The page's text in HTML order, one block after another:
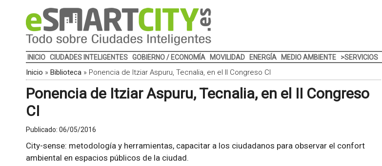
INICIO CIUDADES INTELIGENTES GOBIERNO / ECONOMÍA MOVILIDAD ENERGÍA MEDIO AMBIENTE >SERVICIOS
Inicio » Biblioteca» Ponencia de Itziar Aspuru, Tecnalia, en el II Congreso CI
Ponencia de Itziar Aspuru, Tecnalia, en el II Congreso
CI
Publicado: 06/05/2016
City-sense: metodología y herramientas, capacitar a los ciudadanos para observar el confort
ambiental en espacios públicos de la ciudad.